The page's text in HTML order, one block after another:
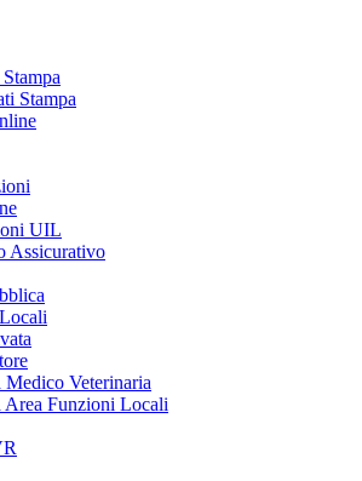
Stampa
UIL
Assicurativo
Veterinaria
Area Funzioni Locali